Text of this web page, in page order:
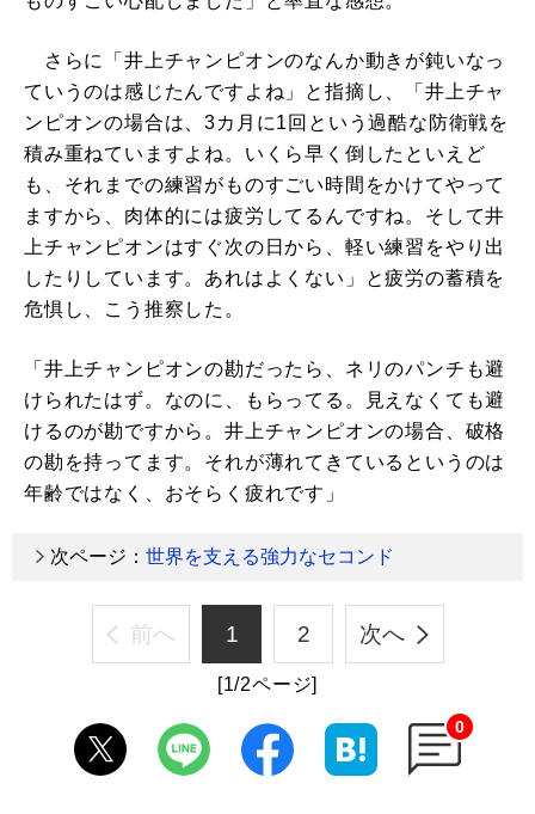
さらに「井上チャンピオンのなんか動きが鈍いなっ
ていうのは感じたんですよね」と指摘し、「井上チャ
ンピオンの場合は、3カ月に1回という過酷な防衛戦を
積み重ねていますよね。いくら早く倒したといえど
も、それまでの練習がものすごい時間をかけてやって
ますから、肉体的には疲労してるんですね。そして井
上チャンピオンはすぐ次の日から、軽い練習をやり出
したりしています。あれはよくない」と疲労の蓄積を
危惧し、こう推察した。
「井上チャンピオンの勘だったら、ネリのパンチも避
けられたはず。なのに、もらってる。見えなくても避
けるのが勘ですから。井上チャンピオンの場合、破格
の勘を持ってます。それが薄れてきているというのは
年齢ではなく、おそらく疲れです」
次ページ： 世界を支える強力なセコンド
前へ 1 2 次へ
[1/2ページ]
0